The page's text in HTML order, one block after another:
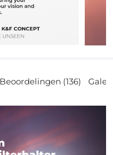
Beoordelingen (136)